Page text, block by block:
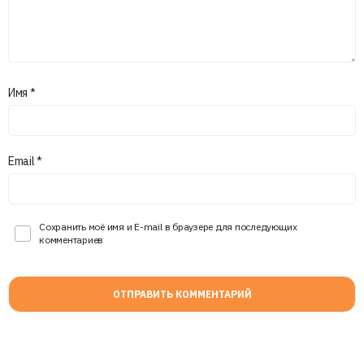
Имя *
Email*
Сохранить моё имя и E-mail в браузере для последующих
комментариев